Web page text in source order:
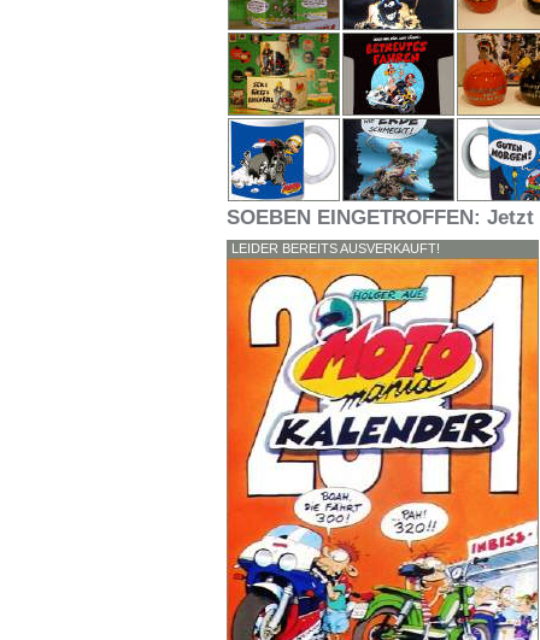
SOEBEN EINGETROFFEN:
LEIDER BEREITS AUSVERKAUFT!